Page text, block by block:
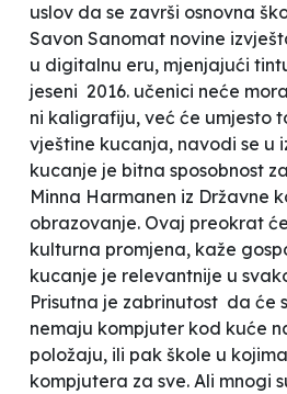
uslov da se završi osnovna
Savon Sanomat novine
u digitalnu eru, mjenjajući
jeseni 2016. učenici neće
ni kaligrafiju, već će umjesto
vještine kucanja, navodi se u
kucanje je bitna sposobnost
Minna Harmanen iz Državne
obrazovanje. Ovaj preokrat
kulturna promjena, kaže
kucanje je relevantnije u
Prisutna je zabrinutost da će
nemaju kompjuter kod kuće
položaju, ili pak škole u
kompjutera za sve. Ali mnogi